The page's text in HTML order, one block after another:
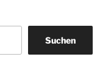
Suchen